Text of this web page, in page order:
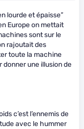
lourde et épaisse”
Europe on mettait
sont sur le
rajoutait des
toute la machine
donner une illusion de
c’est l’ennemis de
avec le hummer